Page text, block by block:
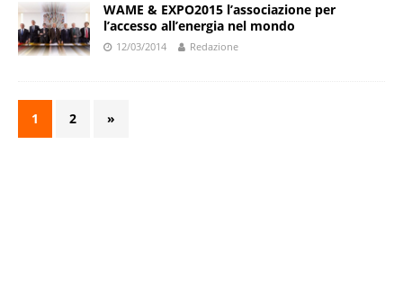
WAME & EXPO2015 l’associazione per
l’accesso all’energia nel mondo
12/03/2014 Redazione
1 2 »